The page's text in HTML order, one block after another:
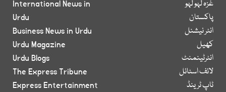
غزہ لہو لہو
پاکستان
انٹر نیشنل
کھیل
انٹرٹینمنٹ
لائف اسٹائل
ٹاپ ٹرینڈ
International News in
Urdu
Business News in Urdu
Urdu Magazine
Urdu Blogs
The Express Tribune
Express Entertainment